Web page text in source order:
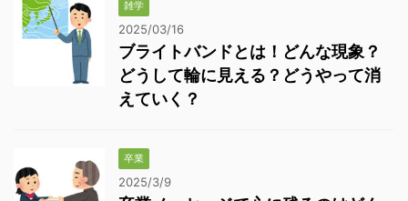
雑学
2025/03/16
ブライトバンドとは！どんな現象？
どうして輪に見える？どうやって消
えていく？
卒業
2025/3/9